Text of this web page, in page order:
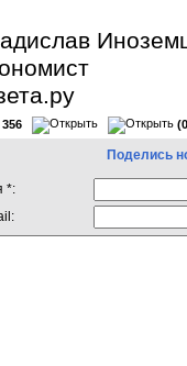
356
Поделись
*: